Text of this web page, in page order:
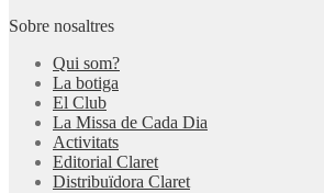
Sobre nosaltres
Qui som?
La botiga
El Club
La Missa de Cada Dia
Activitats
Editorial Claret
Distribuïdora Claret